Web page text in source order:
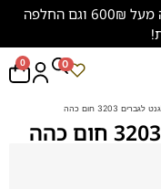
משתלם להתחדש: משלוח חינם ברכישה מעל 600₪ וגם החלפה
0 0
3203 חום כהה